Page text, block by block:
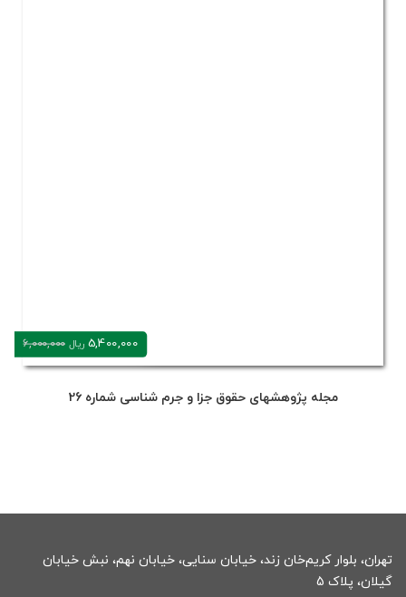
5,400,000 ریال 6,000,000
مجله پژوهشهای حقوق جزا و جرم شناسی شماره 26
تهران، بلوار کریم‌خان زند، خیابان سنایی، خیابان نهم، نبش خیابان
گیلان، پلاک 5